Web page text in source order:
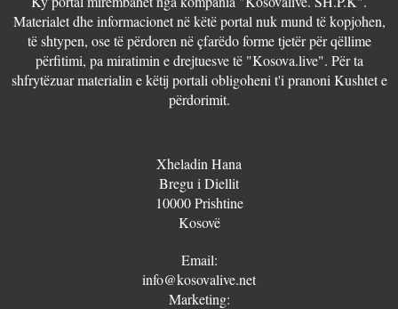
Materialet dhe informacionet në këtë portal nuk mund të kopjohen,
të shtypen, ose të përdoren në çfarëdo forme tjetër për qëllime
përfitimi, pa miratimin e drejtuesve të "Kosova.live". Për ta
shfrytëzuar materialin e këtij portali obligoheni t'i pranoni Kushtet e
përdorimit.
Xheladin Hana
Bregu i Diellit
10000 Prishtine
Kosovë
Email:
info@kosovalive.net
Marketing: